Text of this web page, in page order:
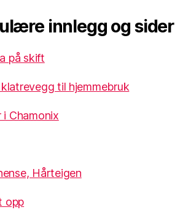
innlegg og sider
på skift
til hjemmebruk
Chamonix
Hårteigen
opp